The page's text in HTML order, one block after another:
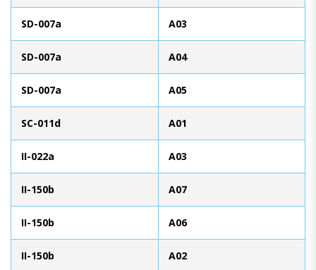
SD-007a A03
SD-007a A04
SD-007a A05
SC-011d A01
II-022a A03
II-150b A07
II-150b A06
II-150b A02